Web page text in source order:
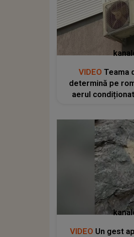
VIDEO Teama
determină pe
aerul
VIDEO Un gest